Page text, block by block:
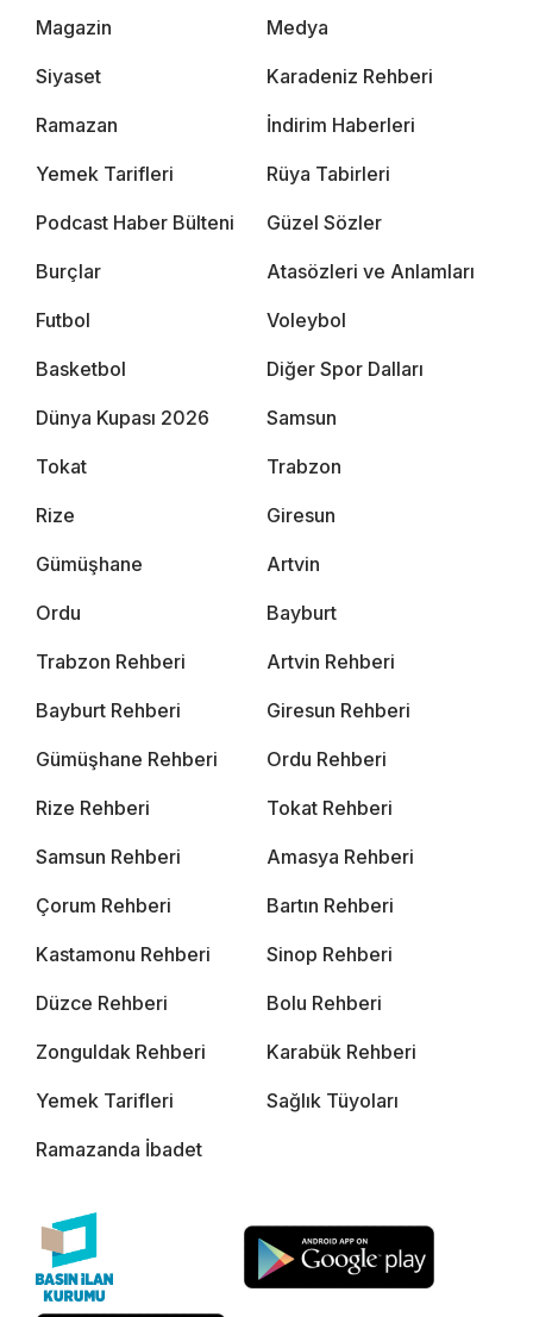
Magazin Medya
Siyaset Karadeniz Rehberi
Ramazan İndirim Haberleri
Yemek Tarifleri Rüya Tabirleri
Podcast Haber Bülteni Güzel Sözler
Burçlar Atasözleri ve Anlamları
Futbol Voleybol
Basketbol Diğer Spor Dalları
Dünya Kupası 2026 Samsun
Tokat Trabzon
Rize Giresun
Gümüşhane Artvin
Ordu Bayburt
Trabzon Rehberi Artvin Rehberi
Bayburt Rehberi Giresun Rehberi
Gümüşhane Rehberi Ordu Rehberi
Rize Rehberi Tokat Rehberi
Samsun Rehberi Amasya Rehberi
Çorum Rehberi Bartın Rehberi
Kastamonu Rehberi Sinop Rehberi
Düzce Rehberi Bolu Rehberi
Zonguldak Rehberi Karabük Rehberi
Yemek Tarifleri Sağlık Tüyoları
Ramazanda İbadet